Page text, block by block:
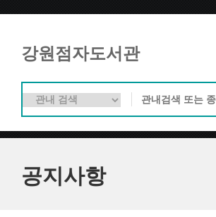
강원점자도서관
공지사항